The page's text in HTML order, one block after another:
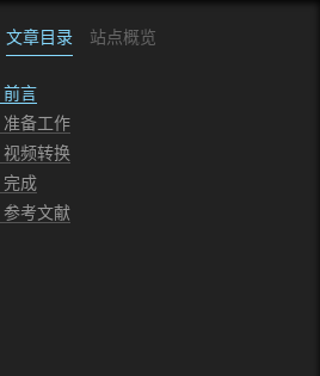
文章目录 站点概览
前言
准备工作
视频转换
完成
参考文献